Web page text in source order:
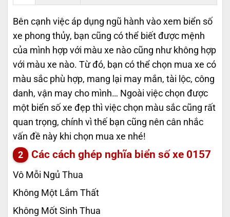
Bên cạnh việc áp dụng ngũ hành vào xem biển số
xe phong thủy, bạn cũng có thể biết được mệnh
của mình hợp với màu xe nào cũng như không hợp
với màu xe nào. Từ đó, bạn có thể chọn mua xe có
màu sắc phù hợp, mang lại may mắn, tài lộc, công
danh, vận may cho mình… Ngoài việc chọn được
một biển số xe đẹp thì việc chọn màu sắc cũng rất
quan trọng, chính vì thế bạn cũng nên cân nhắc
vấn đề này khi chọn mua xe nhé!
Các cách ghép nghĩa biển số xe 0157
Vô Mỗi Ngủ Thua
Không Một Lắm Thất
Không Mốt Sinh Thua